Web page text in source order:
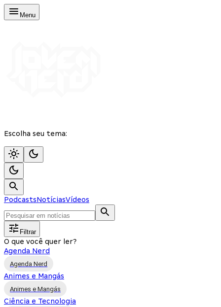
Menu
Escolha seu tema:
PodcastsNotíciasVídeos
Filtrar
O que você quer ler?
Agenda Nerd
Agenda Nerd
Animes e Mangás
Animes e Mangás
Ciência e Tecnologia